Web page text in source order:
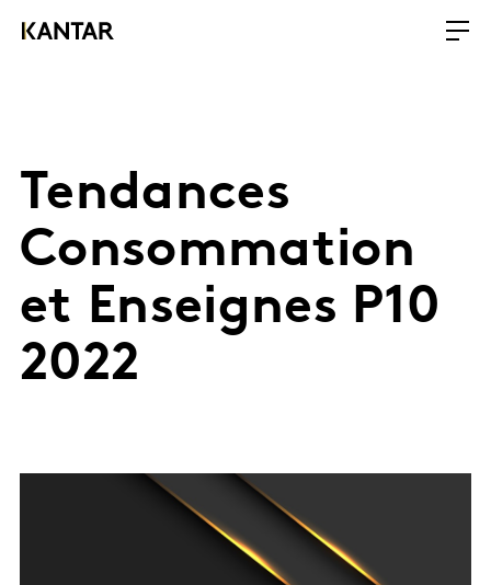
Tendances
Consommation
et Enseignes P10
2022